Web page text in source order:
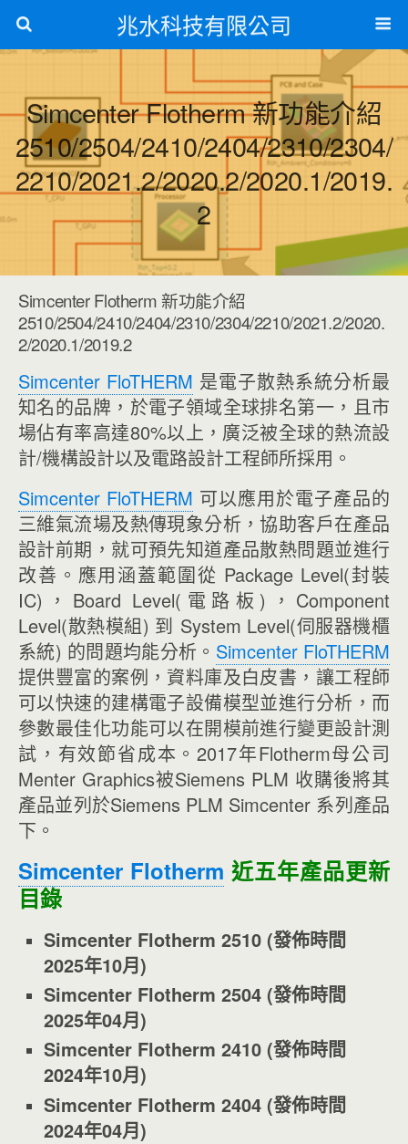
兆水科技有限公司
Simcenter Flotherm 新功能介紹
2510/2504/2410/2404/2310/2304/
2210/2021.2/2020.2/2020.1/2019.
2
Simcenter Flotherm 新功能介紹
2510/2504/2410/2404/2310/2304/2210/2021.2/2020.
2/2020.1/2019.2
Simcenter FloTHERM 是電子散熱系統分析最
知名的品牌，於電子領域全球排名第一，且市
場佔有率高達80%以上，廣泛被全球的熱流設
計/機構設計以及電路設計工程師所採用。
Simcenter FloTHERM 可以應用於電子產品的
三維氣流場及熱傳現象分析，協助客戶在產品
設計前期，就可預先知道產品散熱問題並進行
改善。應用涵蓋範圍從 Package Level(封裝
IC)，Board Level(電路板)，Component
Level(散熱模組) 到 System Level(伺服器機櫃
系統) 的問題均能分析。 Simcenter FloTHERM
提供豐富的案例，資料庫及白皮書，讓工程師
可以快速的建構電子設備模型並進行分析，而
參數最佳化功能可以在開模前進行變更設計測
試，有效節省成本。2017年Flotherm母公司
Menter Graphics被Siemens PLM 收購後將其
產品並列於Siemens PLM Simcenter 系列產品
下。
Simcenter Flotherm 近五年產品更新
目錄
Simcenter Flotherm 2510 (發佈時間
2025年10月)
Simcenter Flotherm 2504 (發佈時間
2025年04月)
Simcenter Flotherm 2410 (發佈時間
2024年10月)
Simcenter Flotherm 2404 (發佈時間
2024年04月)